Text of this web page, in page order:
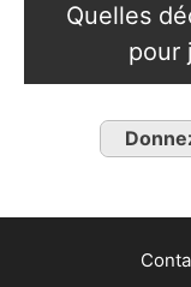
Quelles
pour